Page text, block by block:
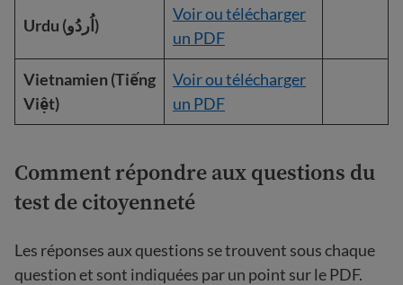
Urdu (اُردُو)
Voir ou télécharger
un PDF
Vietnamien (Tiếng
Việt)
Voir ou télécharger
un PDF
Comment répondre aux questions du
test de citoyenneté
Les réponses aux questions se trouvent sous chaque
question et sont indiquées par un point sur le PDF.